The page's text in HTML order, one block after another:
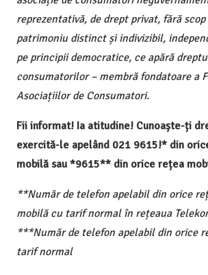
reprezentativă, de drept privat, fără
patrimoniu distinct și indivizibil,
pe principii democratice, ce apără
consumatorilor – membră fondatoare a
Asociațiilor de Consumatori.
Fii informat! Ia atitudine! Cunoaște-ți
exercită-le apelând 021 9615!* din
mobilă sau *9615** din orice rețea
**Număr de telefon apelabil din orice
mobilă cu tarif normal în rețeaua
***Număr de telefon apelabil din orice
tarif normal